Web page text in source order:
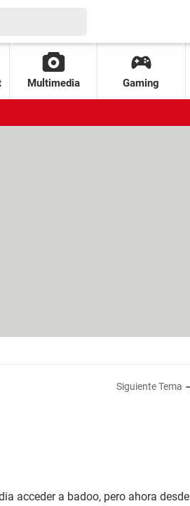
Multimedia Gaming
Siguiente Tema
acceder a badoo, pero ahora desde